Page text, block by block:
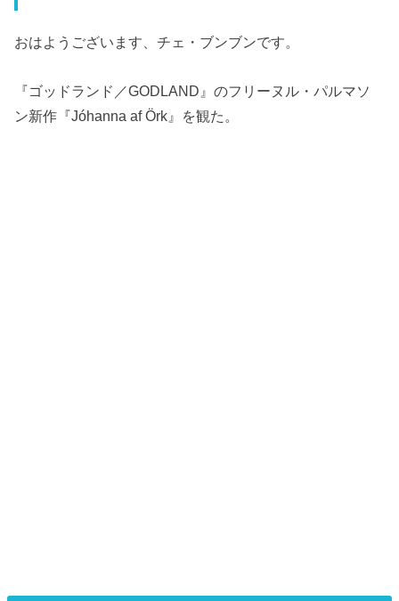
おはようございます、チェ・ブンブンです。
『ゴッドランド／GODLAND』のフリーヌル・パルマソ
ン新作『Jóhanna af Örk』を観た。